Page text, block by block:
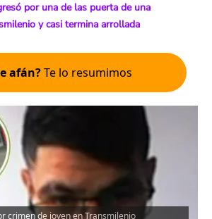
por una de las puerta de una
y casi termina arrollada
afán?Te lo resumimos
crimen de joven en Transmilenio